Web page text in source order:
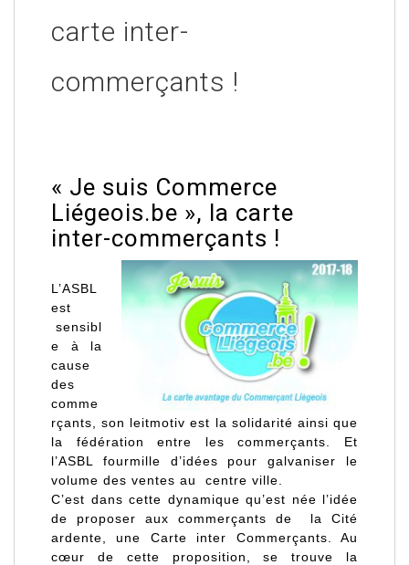
carte inter-
commerçants !
« Je suis Commerce
Liégeois.be », la carte
inter-commerçants !
L’ASBL
est
sensibl
e à la
cause
des
comme
rçants, son leitmotiv est la solidarité ainsi que
la fédération entre les commerçants. Et
l’ASBL fourmille d’idées pour galvaniser le
volume des ventes au centre ville.
C’est dans cette dynamique qu’est née l’idée
de proposer aux commerçants de la Cité
ardente, une Carte inter Commerçants . Au
cœur de cette proposition, se trouve la